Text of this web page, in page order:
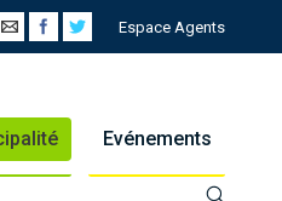
Espace Agents
Evénements